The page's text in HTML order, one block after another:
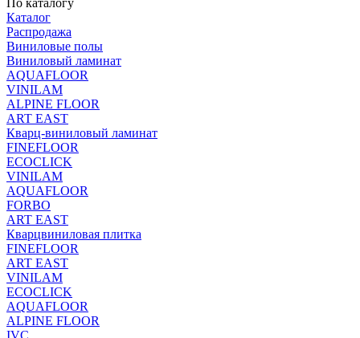
По каталогу
Каталог
Распродажа
Виниловые полы
Виниловый ламинат
AQUAFLOOR
VINILAM
ALPINE FLOOR
ART EAST
Кварц-виниловый ламинат
FINEFLOOR
ECOCLICK
VINILAM
AQUAFLOOR
FORBO
ART EAST
Кварцвиниловая плитка
FINEFLOOR
ART EAST
VINILAM
ECOCLICK
AQUAFLOOR
ALPINE FLOOR
IVC